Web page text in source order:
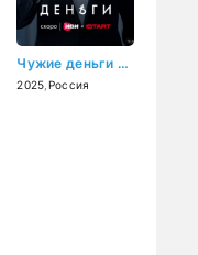
Чужие деньги (2025)
2025 Россия